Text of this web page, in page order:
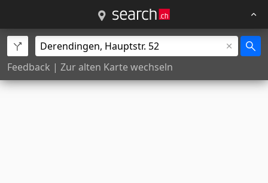
Feedback | Zur alten Karte wechseln